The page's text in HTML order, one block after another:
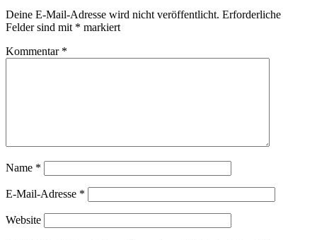
Deine E-Mail-Adresse wird nicht veröffentlicht. Erforderliche
Felder sind mit * markiert
Kommentar *
Name *
E-Mail-Adresse *
Website